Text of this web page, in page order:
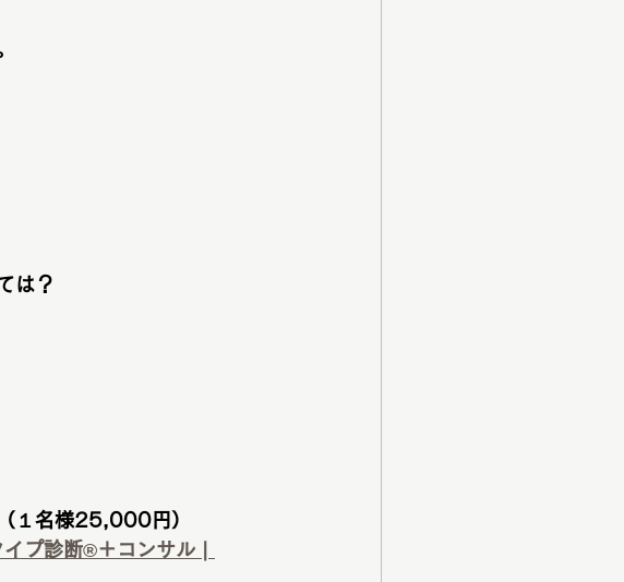
は？
１名様25,000円）
プ診断®︎＋コンサル |